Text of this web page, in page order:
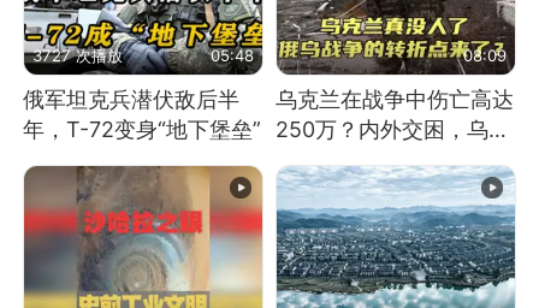
3727 次播放 05:48
俄军坦克兵潜伏敌后半
年，T-72变身“地下堡垒”
08:09
乌克兰在战争中伤亡高达
250万？内外交困，乌克